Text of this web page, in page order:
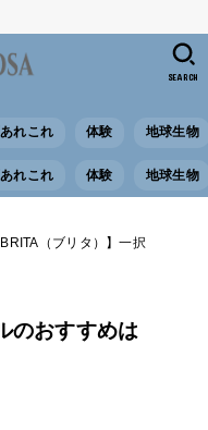
れこれ 体験 地球生物
れこれ 体験 地球生物
SEARCH
（ブリタ）】一択
のおすすめは